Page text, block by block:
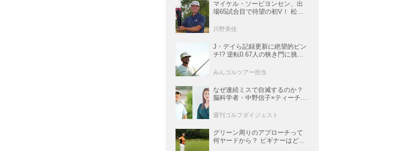
マイケル・ソービヨンセン、出
場65試合目で待望の初V！ 松山
【米男子ツアー】
川野美佳
J・デイら記録更新に絶望的ピン
チ!? 逆転0.67人の狭き門に挑む
ー】
みんゴルツアー担当
なぜ連続ミスで自滅するのか？
脳科学者・中野信子×ティーチン
攻略法
週刊ゴルフダイジェスト
グリーン周りのアプローチって
何ヤードから？ ビギナーはどの